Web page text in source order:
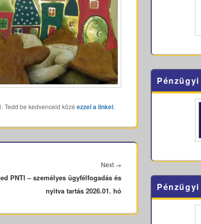
Tedd be kedvenceid közé ezzel a linkel.
Next →
post:
PNTI – személyes ügyfélfogadás és
nyitva tartás 2026.01. hó